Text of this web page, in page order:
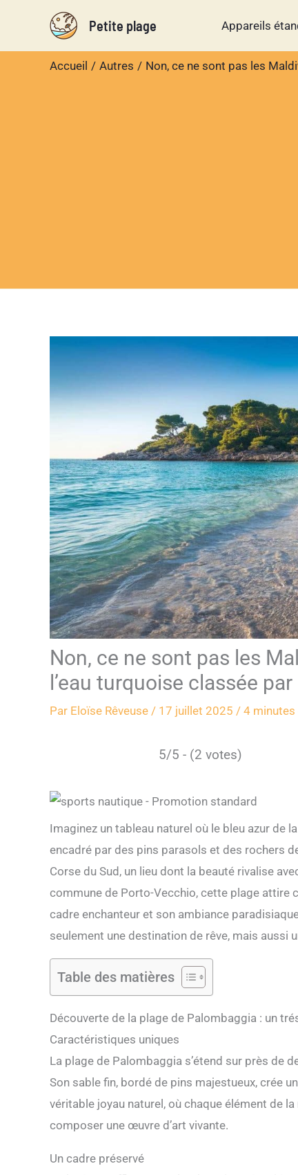
contenu
Petite plage Appareils
Accueil Autres Non, ce ne sont pas les
Non, ce ne sont pas les
l’eau turquoise classée par
Par Eloïse Rêveuse / 17 juillet 2025 / 4 minutes
5/5 - (2 votes)
Imaginez un tableau naturel où le bleu azur de
encadré par des pins parasols et des rochers
Corse du Sud, un lieu dont la beauté rivalise
commune de Porto-Vecchio, cette plage attire
cadre enchanteur et son ambiance
seulement une destination de rêve, mais aussi
Table des matières
Découverte de la plage de Palombaggia : un
Caractéristiques uniques
La plage de Palombaggia s’étend sur près de
Son sable fin, bordé de pins majestueux, crée
véritable joyau naturel, où chaque élément de
composer une œuvre d’art vivante.
Un cadre préservé